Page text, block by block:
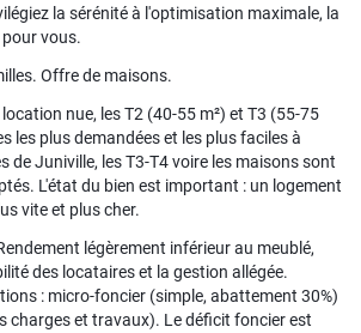
la sérénité à l'optimisation maximale, la
vous.
Offre de maisons.
location nue, les T2 (40-55 m²) et T3 (55-75
les plus demandées et les plus faciles à
de Juniville, les T3-T4 voire les maisons sont
L'état du bien est important : un logement
vite et plus cher.
légèrement inférieur au meublé,
des locataires et la gestion allégée.
: micro-foncier (simple, abattement 30%)
charges et travaux). Le déficit foncier est